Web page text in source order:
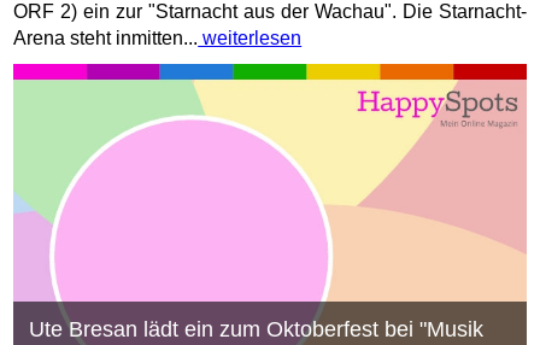
ORF 2) ein zur "Starnacht aus der Wachau". Die Starnacht-
Arena steht inmitten... weiterlesen
Ute Bresan lädt ein zum Oktoberfest bei "Musik